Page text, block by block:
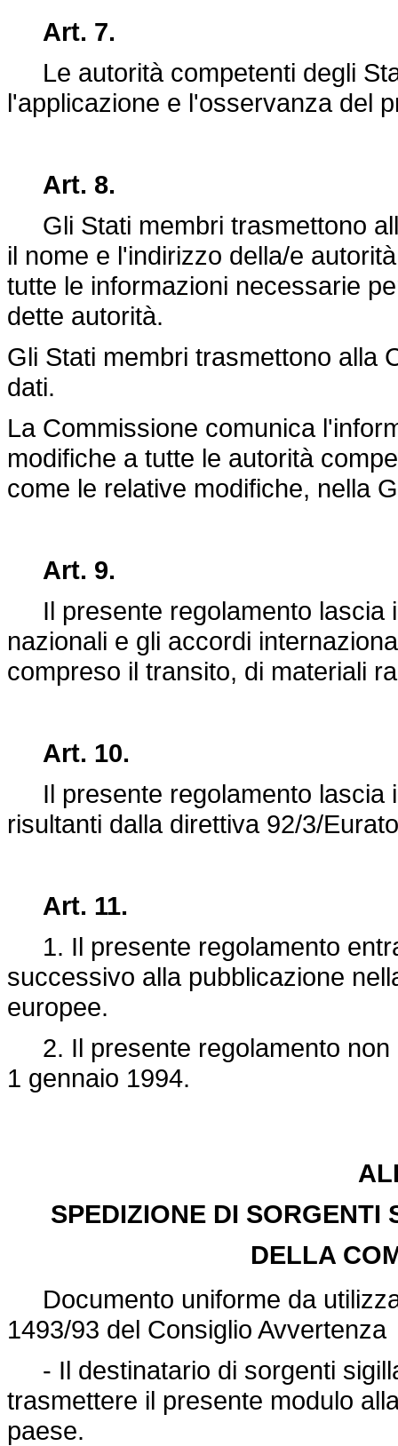
Art. 7.
Le autorità competenti degli
l'applicazione e l'osservanza del
Art. 8.
Gli Stati membri trasmettono
il nome e l'indirizzo della/e
tutte le informazioni necessarie
dette autorità.
Gli Stati membri trasmettono alla
dati.
La Commissione comunica
modifiche a tutte le autorità
come le relative modifiche, nella
Art. 9.
Il presente regolamento lascia
nazionali e gli accordi
compreso il transito, di materiali
Art. 10.
Il presente regolamento lascia
risultanti dalla direttiva 92/3/
Art. 11.
1. Il presente regolamento
successivo alla pubblicazione
europee.
2. Il presente regolamento non
1 gennaio 1994.
SPEDIZIONE DI SORGENTI
DELLA
Documento uniforme da
1493/93 del Consiglio Avvertenza
- Il destinatario di sorgenti
trasmettere il presente modulo
paese.